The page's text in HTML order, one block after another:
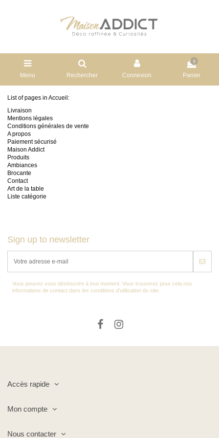
Menu Rechercher Connexion
0
Panier
List of pages in Accueil:
Livraison
Mentions légales
Conditions générales de vente
A propos
Paiement sécurisé
Maison Addict
Produits
Ambiances
Brocante
Contact
Art de la table
Liste catégorie
Sign up to newsletter
Vous pouvez vous désinscrire à tout moment. Vous trouverez pour cela nos
informations de contact dans les conditions d'utilisation du site.
Accès rapide
Mon compte
Nous contacter